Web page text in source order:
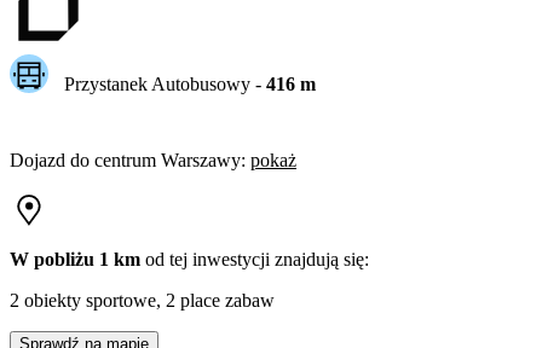
Przystanek Autobusowy - 416m
Dojazd do centrum Warszawy: pokaż
W pobliżu 1 km od tej inwestycji znajdują się:
2 obiekty sportowe, 2 place zabaw
Sprawdź na mapie